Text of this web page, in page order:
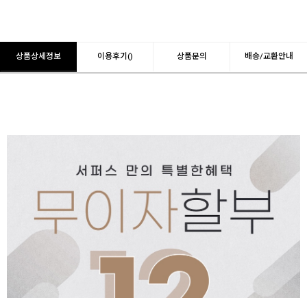
PAYCO 바로구매
상품상세정보 이용후기() 상품문의 배송/교환안내